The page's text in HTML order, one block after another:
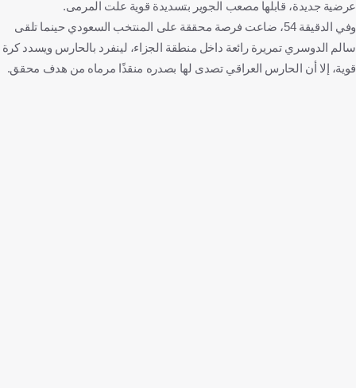
عرضية جديدة، قابلها مصعب الجوير بتسديدة قوية علت المرمى.
وفي الدقيقة 54، ضاعت فرصة محققة على المنتخب السعودي حينما تلقى
سالم الدوسري تمريرة رائعة داخل منطقة الجزاء، لينفرد بالحارس ويسدد كرة
قوية، إلا أن الحارس العراقي تصدى لها بصدره منقذًا مرماه من هدف محقق.